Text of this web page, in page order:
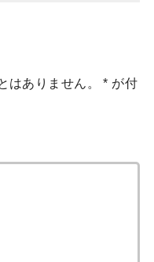
はありません。 * が付